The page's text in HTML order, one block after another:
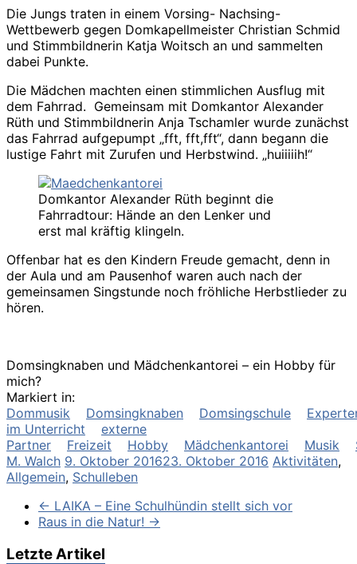
Die Jungs traten in einem Vorsing- Nachsing-
Wettbewerb gegen Domkapellmeister Christian Schmid
und Stimmbildnerin Katja Woitsch an und sammelten
dabei Punkte.
Die Mädchen machten einen stimmlichen Ausflug mit
dem Fahrrad. Gemeinsam mit Domkantor Alexander
Rüth und Stimmbildnerin Anja Tschamler wurde zunächst
das Fahrrad aufgepumpt „fft, fft,fft“, dann begann die
lustige Fahrt mit Zurufen und Herbstwind. „huiiiiih!“
Domkantor Alexander Rüth beginnt die
Fahrradtour: Hände an den Lenker und
erst mal kräftig klingeln.
Offenbar hat es den Kindern Freude gemacht, denn in
der Aula und am Pausenhof waren auch nach der
gemeinsamen Singstunde noch fröhliche Herbstlieder zu
hören.
Domsingknaben und Mädchenkantorei – ein Hobby für
mich?
Markiert in:
Dommusik
Domsingknaben Domsingschule
im Unterricht
externe
Partner
Freizeit Hobby Mädchenkantorei Musik
M. Walch 9. Oktober 201623. Oktober 2016 Aktivitäten,
Allgemein, Schulleben
← LAIKA – Eine Schulhündin stellt sich vor
Raus in die Natur! →
Letzte Artikel